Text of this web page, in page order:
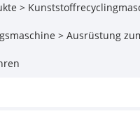
>
> Ausrüstung